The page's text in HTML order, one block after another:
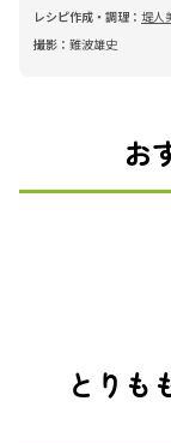
レシピ作成・調理： 堤人
撮影： 難波雄史
お
とりも